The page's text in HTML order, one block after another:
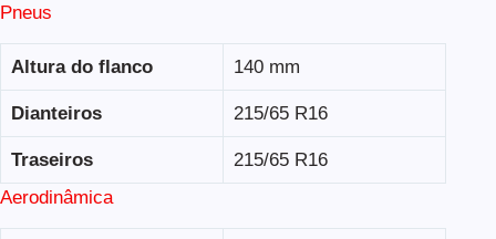
Pneus
Altura do flanco 140 mm
Dianteiros 215/65 R16
Traseiros
215/65 R16
Aerodinâmica